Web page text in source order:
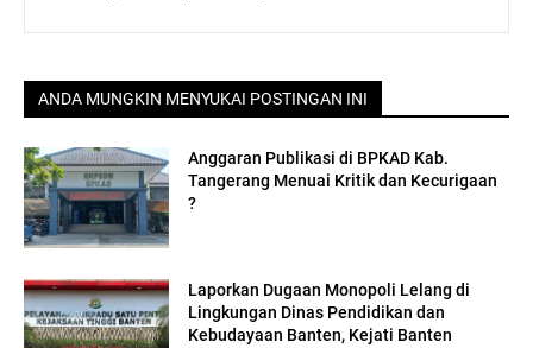
ANDA MUNGKIN MENYUKAI POSTINGAN INI
Anggaran Publikasi di BPKAD Kab.
Tangerang Menuai Kritik dan Kecurigaan
?
Laporkan Dugaan Monopoli Lelang di
Lingkungan Dinas Pendidikan dan
Kebudayaan Banten, Kejati Banten